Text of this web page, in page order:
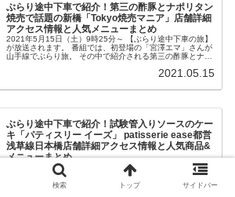
ぶらり途中下車で紹介！第三の酢豚とナポリタン
焼売で話題の新橋「Tokyo焼売マニア」店舗詳細
アクセス情報と人気メニューまとめ
2021年5月15日（土）9時25分～ 【ぶらり途中下車の旅】
が放送されます。 番組では、初登場の「宮澤エマ」さんが
山手線でぶらり旅。 その中で紹介される第三の酢豚とナポ
2021.05.15
ぶらり途中下車で紹介！試験管入りソースのケー
キ「パティスリー イーズ」 patisserie ease都営
浅草線日本橋店舗詳細アクセス情報と人気商品&
メニューまとめ
2021年4月24日（土）9時25分～ 【ぶらり途中下車の旅】
が放送されます。 番組では、落語家の「林家たい平」さん
が都営浅草線・京急線でぶらり旅。 その中で紹介される試
検索 トップ サイドバー